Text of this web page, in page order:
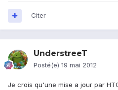
Citer
UnderstreeT
Posté(e) 19 mai 2012
Je crois qu'une mise a jour par